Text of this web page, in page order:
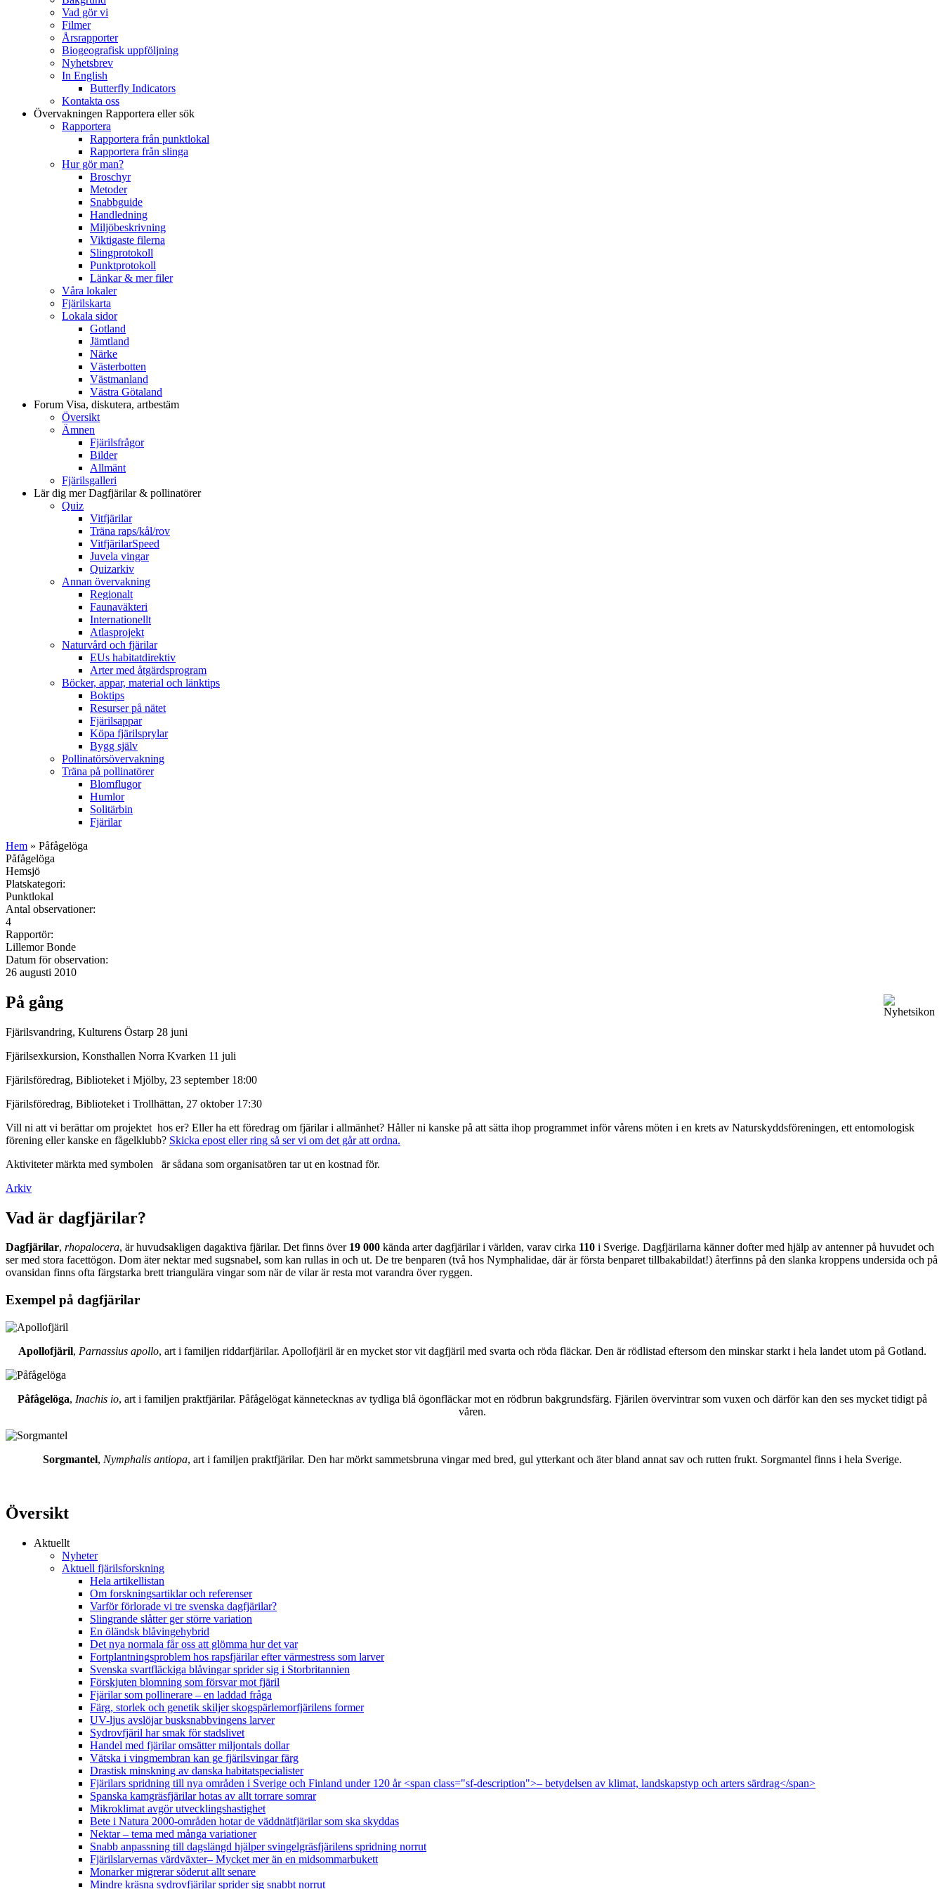
Vad gör vi
Filmer
Årsrapporter
Biogeografisk uppföljning
Nyhetsbrev
In English
Butterfly Indicators
Kontakta oss
Övervakningen Rapportera eller sök
Rapportera
Rapportera från punktlokal
Rapportera från slinga
Hur gör man?
Broschyr
Metoder
Snabbguide
Handledning
Miljöbeskrivning
Viktigaste filerna
Slingprotokoll
Punktprotokoll
Länkar & mer filer
Våra lokaler
Fjärilskarta
Lokala sidor
Gotland
Jämtland
Närke
Västerbotten
Västmanland
Västra Götaland
Forum Visa, diskutera, artbestäm
Översikt
Ämnen
Fjärilsfrågor
Bilder
Allmänt
Fjärilsgalleri
Lär dig merDagfjärilar & pollinatörer
Quiz
Vitfjärilar
Träna raps/kål/rov
VitfjärilarSpeed
Juvela vingar
Quizarkiv
Annan övervakning
Regionalt
Faunaväkteri
Internationellt
Atlasprojekt
Naturvård och fjärilar
EUs habitatdirektiv
Arter med åtgärdsprogram
Böcker, appar, material och länktips
Boktips
Resurser på nätet
Fjärilsappar
Köpa fjärilsprylar
Bygg själv
Pollinatörsövervakning
Träna på pollinatörer
Blomflugor
Humlor
Solitärbin
Fjärilar
Hem » Påfågelöga
Påfågelöga
Hemsjö
Platskategori:
Punktlokal
Antal observationer:
4
Rapportör:
Lillemor Bonde
Datum för observation:
26 augusti 2010
På gång
Fjärilsvandring, Kulturens Östarp 28 juni
Fjärilsexkursion, Konsthallen Norra Kvarken 11 juli
Fjärilsföredrag, Biblioteket i Mjölby, 23 september 18:00
Fjärilsföredrag, Biblioteket i Trollhättan, 27 oktober 17:30
Vill ni att vi berättar om projektet hos er? Eller ha ett föredrag om fjärilar i allmänhet? Håller ni kanske på att sätta ihop programmet inför vårens möten i en krets av Naturskyddsföreningen, ett entomologisk
förening eller kanske en fågelklubb? Skicka epost eller ring så ser vi om det går att ordna.
Aktiviteter märkta med symbolen
är sådana som organisatören tar ut en kostnad för.
Arkiv
Vad är dagfjärilar?
Dagfjärilar, rhopalocera, är huvudsakligen dagaktiva fjärilar. Det finns över 19 000 kända arter dagfjärilar i världen, varav cirka 110 i Sverige. Dagfjärilarna känner dofter med hjälp av antenner på huvudet och
ser med stora facettögon. Dom äter nektar med sugsnabel, som kan rullas in och ut. De tre benparen (två hos Nymphalidae, där är första benparet tillbakabildat!) återfinns på den slanka kroppens undersida och på
ovansidan finns ofta färgstarka brett triangulära vingar som när de vilar är resta mot varandra över ryggen.
Exempel på dagfjärilar
Apollofjäril, Parnassius apollo, art i familjen riddarfjärilar. Apollofjäril är en mycket stor vit dagfjäril med svarta och röda fläckar. Den är rödlistad eftersom den minskar starkt i hela landet utom på Gotland.
Påfågelöga, Inachis io, art i familjen praktfjärilar. Påfågelögat kännetecknas av tydliga blå ögonfläckar mot en rödbrun bakgrundsfärg. Fjärilen övervintrar som vuxen och därför kan den ses mycket tidigt på
våren.
Sorgmantel, Nymphalis antiopa, art i familjen praktfjärilar. Den har mörkt sammetsbruna vingar med bred, gul ytterkant och äter bland annat sav och rutten frukt. Sorgmantel finns i hela Sverige.
Översikt
Aktuellt
Nyheter
Aktuell fjärilsforskning
Hela artikellistan
Om forskningsartiklar och referenser
Varför förlorade vi tre svenska dagfjärilar?
Slingrande slåtter ger större variation
En öländsk blåvingehybrid
Det nya normala får oss att glömma hur det var
Fortplantningsproblem hos rapsfjärilar efter värmestress som larver
Svenska svartfläckiga blåvingar sprider sig i Storbritannien
Förskjuten blomning som försvar mot fjäril
Fjärilar som pollinerare – en laddad fråga
Färg, storlek och genetik skiljer skogspärlemorfjärilens former
UV-ljus avslöjar busksnabbvingens larver
Sydrovfjäril har smak för stadslivet
Handel med fjärilar omsätter miljontals dollar
Vätska i vingmembran kan ge fjärilsvingar färg
Drastisk minskning av danska habitatspecialister
Fjärilars spridning till nya områden i Sverige och Finland under 120 år <span class="sf-description">– betydelsen av klimat, landskapstyp och arters särdrag</span>
Spanska kamgräsfjärilar hotas av allt torrare somrar
Mikroklimat avgör utvecklingshastighet
Bete i Natura 2000-områden hotar de väddnätfjärilar som ska skyddas
Nektar – tema med många variationer
Snabb anpassning till dagslängd hjälper svingelgräsfjärilens spridning norrut
Fjärilslarvernas värdväxter– Mycket mer än en midsommarbukett
Monarker migrerar söderut allt senare
Mindre kräsna sydrovfjärilar sprider sig snabbt norrut